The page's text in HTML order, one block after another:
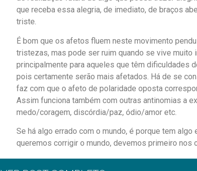
que receba essa alegria, de imediato, de braços
triste.
É bom que os afetos fluem neste movimento
tristezas, mas pode ser ruim quando se vive muito
principalmente para aqueles que têm dificuldades
pois certamente serão mais afetados. Há de se
faz com que o afeto de polaridade oposta
Assim funciona também com outras antinomias a
medo/coragem, discórdia/paz, ódio/amor etc.
Se há algo errado com o mundo, é porque tem algo
queremos corrigir o mundo, devemos primeiro nos